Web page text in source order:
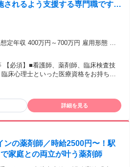
されるよう支援する専門職です。
画の進行管理、医師のサポート、
病院でのご経験を活かして勤務
収 400万円～700万円 雇用形態 正
290,000～を含む/月 ■賞与実績:あり 諸
規定に基づき支給）、残業手当（残業
備考：変更
【必須】■看護師、薬剤師、臨床検査技
床心理士といった医療資格をお持ちの
社の魅力】 ■チーム
担当するCRCですがチームで複数領域
広いキャリア形成が可能。 ■働き方：チ
業も月平均15hほど。 ■研修：新卒採用
格：看護師 臨床工学技士 診療放射線技
詳細を見る
ンの薬剤師／時給2500円〜！駅
家庭との両立が叶う薬剤師